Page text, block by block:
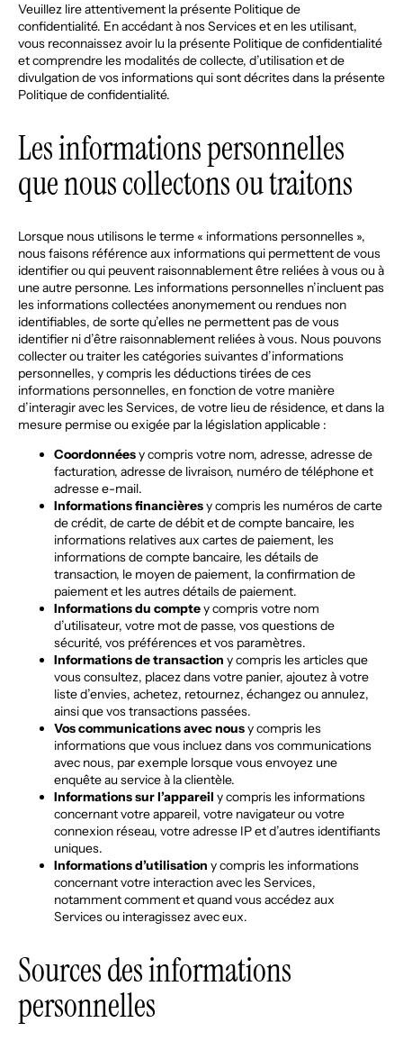
Veuillez lire attentivement la présente Politique de
confidentialité. En accédant à nos Services et en les utilisant,
vous reconnaissez avoir lu la présente Politique de confidentialité
et comprendre les modalités de collecte, d’utilisation et de
divulgation de vos informations qui sont décrites dans la présente
Politique de confidentialité.
Les informations personnelles
que nous collectons ou traitons
Lorsque nous utilisons le terme « informations personnelles »,
nous faisons référence aux informations qui permettent de vous
identifier ou qui peuvent raisonnablement être reliées à vous ou à
une autre personne. Les informations personnelles n’incluent pas
les informations collectées anonymement ou rendues non
identifiables, de sorte qu’elles ne permettent pas de vous
identifier ni d’être raisonnablement reliées à vous. Nous pouvons
collecter ou traiter les catégories suivantes d’informations
personnelles, y compris les déductions tirées de ces
informations personnelles, en fonction de votre manière
d’interagir avec les Services, de votre lieu de résidence, et dans la
mesure permise ou exigée par la législation applicable :
Coordonnéesy compris votre nom, adresse, adresse de
facturation, adresse de livraison, numéro de téléphone et
adresse e-mail.
Informations financièresy compris les numéros de carte
de crédit, de carte de débit et de compte bancaire, les
informations relatives aux cartes de paiement, les
informations de compte bancaire, les détails de
transaction, le moyen de paiement, la confirmation de
paiement et les autres détails de paiement.
Informations du comptey compris votre nom
d’utilisateur, votre mot de passe, vos questions de
sécurité, vos préférences et vos paramètres.
Informations de transaction y compris les articles que
vous consultez, placez dans votre panier, ajoutez à votre
liste d’envies, achetez, retournez, échangez ou annulez,
ainsi que vos transactions passées.
Vos communications avec nousy compris les
informations que vous incluez dans vos communications
avec nous, par exemple lorsque vous envoyez une
enquête au service à la clientèle.
Informations sur l’appareil y compris les informations
concernant votre appareil, votre navigateur ou votre
connexion réseau, votre adresse IP et d’autres identifiants
uniques.
Informations d’utilisation y compris les informations
concernant votre interaction avec les Services,
notamment comment et quand vous accédez aux
Services ou interagissez avec eux.
Sources des informations
personnelles